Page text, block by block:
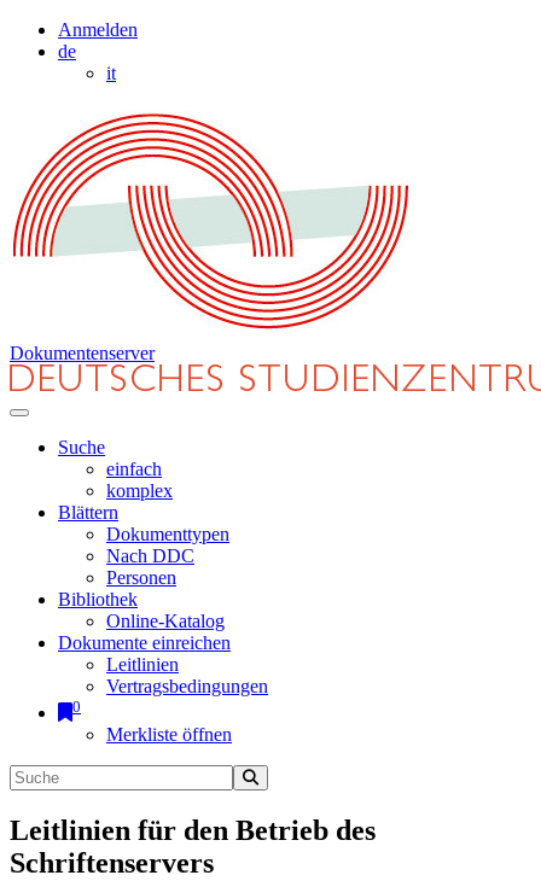
Anmelden
de
it
Dokumentenserver
Suche
einfach
komplex
Blättern
Dokumenttypen
Nach DDC
Personen
Bibliothek
Online-Katalog
Dokumente einreichen
Leitlinien
Vertragsbedingungen
0
Merkliste öffnen
Leitlinien für den Betrieb des
Schriftenservers